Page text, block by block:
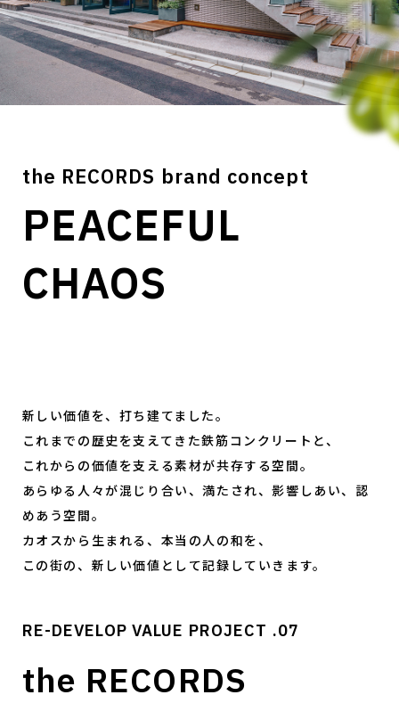
the RECORDS brand concept
PEACEFUL
CHAOS
新しい価値を、打ち建てました。
これまでの歴史を支えてきた鉄筋コンクリートと、
これからの価値を支える素材が共存する空間。
あらゆる人々が混じり合い、満たされ、影響しあい、認
めあう空間。
カオスから生まれる、本当の人の和を、
この街の、新しい価値として記録していきます。
RE-DEVELOP VALUE PROJECT .07
the RECORDS